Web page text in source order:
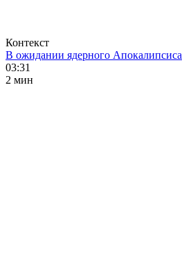
Контекст
В ожидании ядерного Апокалипсиса
03:31
2 мин